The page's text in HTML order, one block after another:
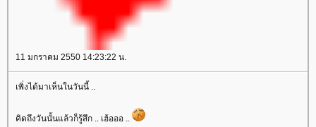
11 มกราคม 2550 14:23:22 น.
เพิ่งได้มาเห็นในวันนี้ ..
คิดถึงวันนั้นแล้วก็รู้สึก .. เฮ้อออ ..